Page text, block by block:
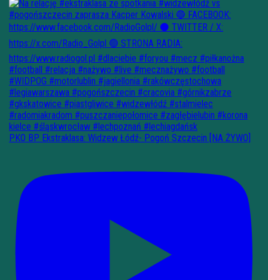
PKO BP Ekstraklasa: Widzew Łódź- Pogoń Szczecin [NA ŻYWO]